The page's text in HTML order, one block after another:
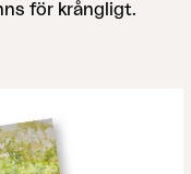
för krångligt.